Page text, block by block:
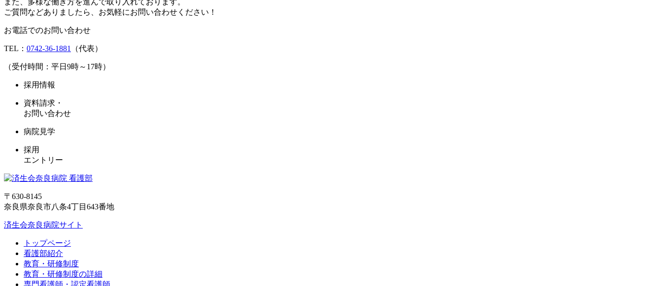
また、多様な働き方を進んで取り入れております。
ご質問などありましたら、お気軽にお問い合わせください！
お電話でのお問い合わせ
TEL： 0742-36-1881 （代表）
（受付時間：平日9時～17時）
採用情報
資料請求・
お問い合わせ
病院見学
採用
エントリー
〒630-8145
奈良県奈良市八条4丁目643番地
済生会奈良病院サイト
トップページ
看護部紹介
教育・研修制度
教育・研修制度の詳細